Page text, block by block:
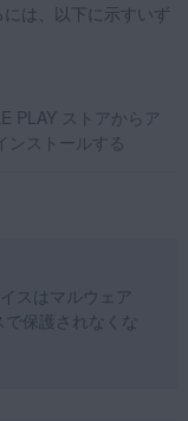
は、以下に示すいず
PLAY ストアからア
ンストールする
スはマルウェア
保護されなくな